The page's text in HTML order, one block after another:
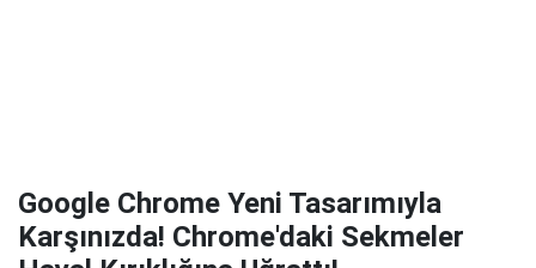
Google Chrome Yeni Tasarımıyla
Karşınızda! Chrome'daki Sekmeler